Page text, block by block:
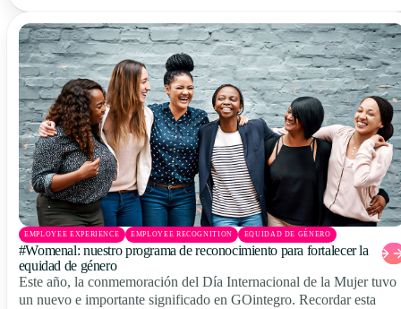
EMPLOYEE EXPERIENCE EMPLOYEE RECOGNITION EQUIDAD DE GÉNERO
#Womenal: nuestro programa de reconocimiento para fortalecer la
equidad de género
Este año, la conmemoración del Día Internacional de la Mujer tuvo
un nuevo e importante significado en GOintegro. Recordar esta